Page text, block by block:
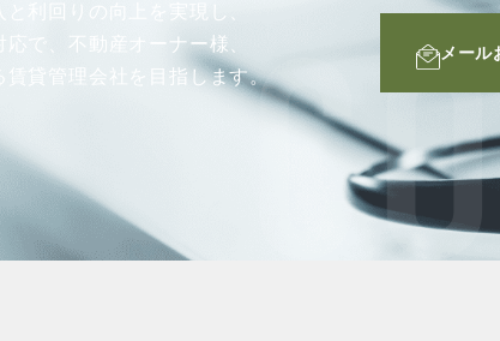
と利回りの向上を実現し、
で、不動産オーナー様、
賃貸管理会社を目指します。
メール